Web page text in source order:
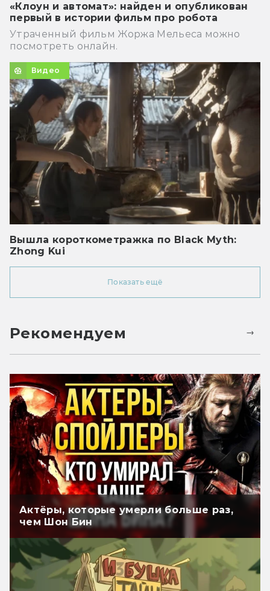
«Клоун и автомат»: найден и опубликован
первый в истории фильм про робота
Утраченный фильм Жоржа Мельеса можно
посмотреть онлайн.
Видео
Вышла короткометражка по Black Myth:
Zhong Kui
Показать ещё
Рекомендуем
Актёры, которые умерли больше раз,
чем Шон Бин